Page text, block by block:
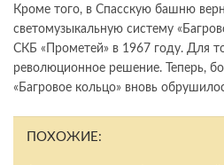
Кроме того, в Спасскую башню
светомузыкальную систему
СКБ «Прометей» в 1967 году. Для
революционное решение. Теперь,
«Багровое кольцо» вновь
ПОХОЖИЕ: